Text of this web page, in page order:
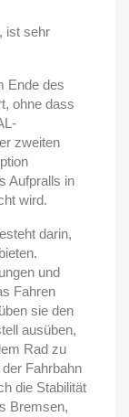
ist sehr
Ende des
ohne dass
zweiten
Aufpralls in
wird.
darin,
und
Fahren
sie den
ausüben,
Rad zu
Fahrbahn
die Stabilität
Bremsen,